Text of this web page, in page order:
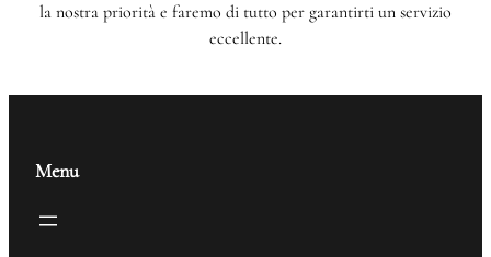
la nostra priorità e faremo di tutto per garantirti un servizio
eccellente.
Menu